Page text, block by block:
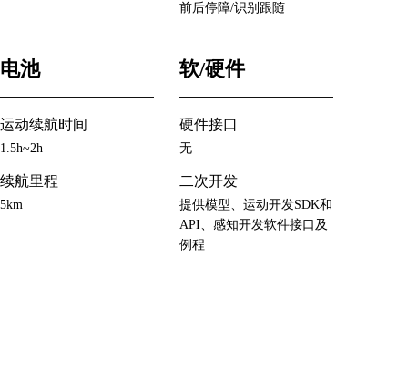
前后停障/识别跟随
电池
运动续航时间
1.5h~2h
续航里程
5km
软/硬件
硬件接口
无
二次开发
提供模型、运动开发SDK和
API、感知开发软件接口及
例程